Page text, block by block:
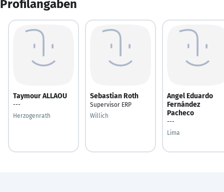
Profilangaben
Taymour ALLAOU
---
Herzogenrath
Sebastian Roth
Supervisor ERP
Willich
Angel Eduardo
Fernández
Pacheco
---
Lima